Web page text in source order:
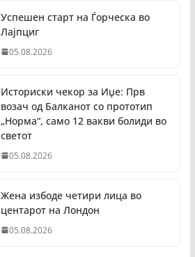
Успешен старт на Ѓорческа во
Лајпциг
05.08.2026
Историски чекор за Иџе: Прв
возач од Балканот со прототип
„Норма“, само 12 вакви болиди во
светот
05.08.2026
Жена избоде четири лица во
центарот на Лондон
05.08.2026